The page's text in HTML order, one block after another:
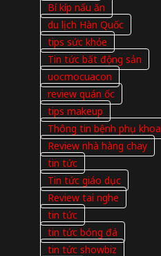
Bí kíp nấu ăn
du lịch Hàn Quốc
tips sức khỏe
Tin tức bất động sản
uocmocuacon
review quán ốc
tips makeup
Thông tin bệnh phụ khoa
Review nhà hàng chay
tin tức
Tin tức giáo dục
Review tai nghe
tin tức
tin tức bóng đá
tin tức showbiz